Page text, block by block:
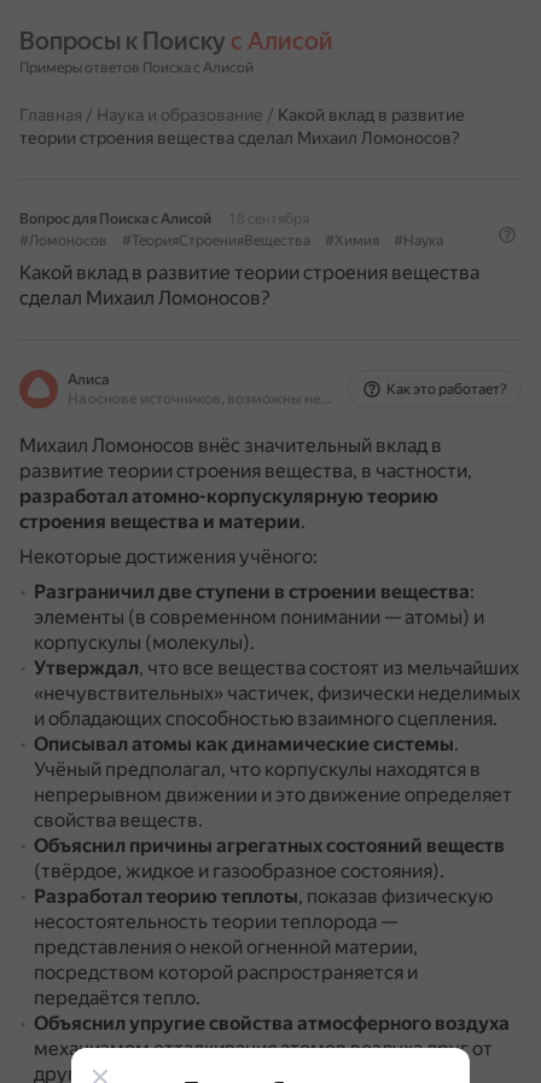
Вопросы к Поиску с Алисой
Примеры ответов Поиска с Алисой
Главная / Наука и образование / Какой вклад в развитие
теории строения вещества сделал Михаил Ломоносов?
Вопрос для Поиска с Алисой
18 сентября
#Ломоносов
#ТеорияСтроенияВещества #Химия #Наука
Какой вклад в развитие теории строения вещества
сделал Михаил Ломоносов?
Алиса
На основе источников, возможны неточности
Как это работает?
Михаил Ломоносов внёс значительный вклад в
развитие теории строения вещества, в частности,
разработал атомно-корпускулярную теорию
строения вещества и материи.
Некоторые достижения учёного:
Разграничил две ступени в строении вещества:
элементы (в современном понимании — атомы) и
корпускулы (молекулы).
Утверждал, что все вещества состоят из мельчайших
«нечувствительных» частичек, физически неделимых
и обладающих способностью взаимного сцепления.
Описывал атомы как динамические системы.
Учёный предполагал, что корпускулы находятся в
непрерывном движении и это движение определяет
свойства веществ.
Объяснил причины агрегатных состояний веществ
(твёрдое, жидкое и газообразное состояния).
Разработал теорию теплоты, показав физическую
несостоятельность теории теплорода —
представления о некой огненной материи,
посредством которой распространяется и
передаётся тепло.
Объяснил упругие свойства атмосферного воздуха
механизмом отталкивания атомов воздуха друг от
друга.